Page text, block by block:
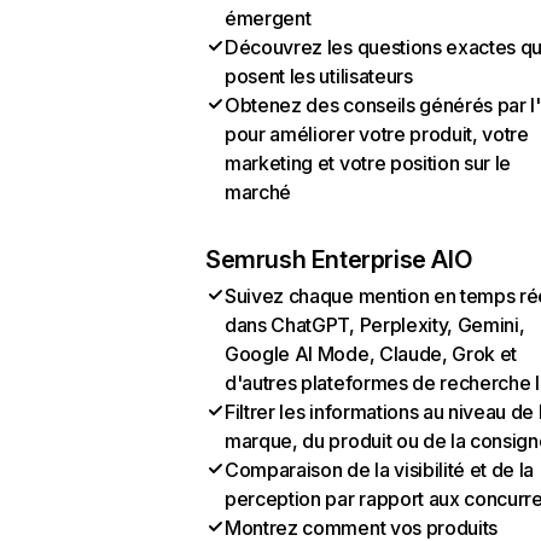
émergent
Découvrez les questions exactes
posent les utilisateurs
Obtenez des conseils générés par
pour améliorer votre produit, votre
marketing et votre position sur le
marché
Semrush Enterprise AIO
Suivez chaque mention en temps
dans ChatGPT, Perplexity, Gemini,
Google AI Mode, Claude, Grok et
d'autres plateformes de recherche
Filtrer les informations au niveau de
marque, du produit ou de la
Comparaison de la visibilité et de la
perception par rapport aux
Montrez comment vos produits